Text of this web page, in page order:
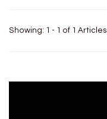
Showing: 1 - 1 of 1 Articles